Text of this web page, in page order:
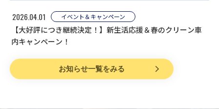
2026.04.01 イベント＆キャンペーン
【大好評につき継続決定！】新生活応援＆春のクリーン車
内キャンペーン！
お知らせ一覧をみる